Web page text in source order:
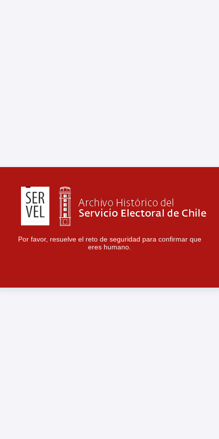
Por favor, resuelve el reto de seguridad para confirmar que
eres humano.